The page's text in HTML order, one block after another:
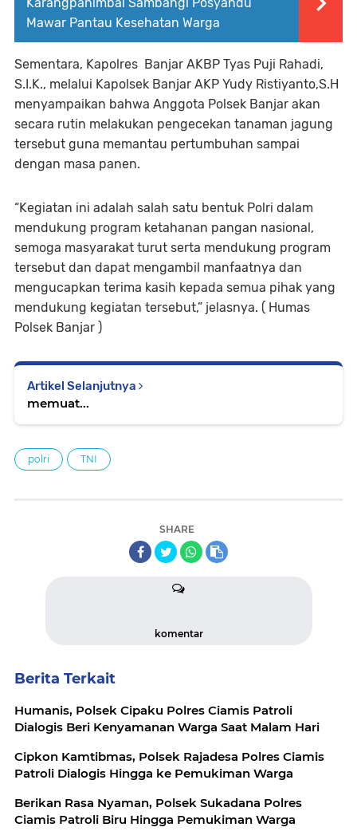
Mawar Pantau Kesehatan Warga
Sementara, Kapolres Banjar AKBP Tyas Puji Rahadi,
S.I.K., melalui Kapolsek Banjar AKP Yudy Ristiyanto,S.H
menyampaikan bahwa Anggota Polsek Banjar akan
secara rutin melakukan pengecekan tanaman jagung
tersebut guna memantau pertumbuhan sampai
dengan masa panen.
“Kegiatan ini adalah salah satu bentuk Polri dalam
mendukung program ketahanan pangan nasional,
semoga masyarakat turut serta mendukung program
tersebut dan dapat mengambil manfaatnya dan
mengucapkan terima kasih kepada semua pihak yang
mendukung kegiatan tersebut,” jelasnya. ( Humas
Polsek Banjar )
Artikel Selanjutnya
memuat...
polri TNI
SHARE
komentar
Berita Terkait
Humanis, Polsek Cipaku Polres Ciamis Patroli
Dialogis Beri Kenyamanan Warga Saat Malam Hari
Cipkon Kamtibmas, Polsek Rajadesa Polres Ciamis
Patroli Dialogis Hingga ke Pemukiman Warga
Berikan Rasa Nyaman, Polsek Sukadana Polres
Ciamis Patroli Biru Hingga Pemukiman Warga